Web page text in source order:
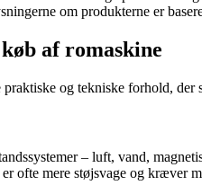
om produkterne er
af romaskine
og tekniske forhold,
– luft, vand,
ofte mere støjsvage og kræver